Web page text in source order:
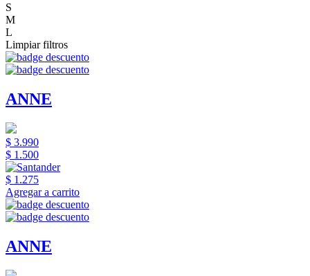
S
M
L
Limpiar filtros
ANNE
$ 3.990
$ 1.500
$ 1.275
Agregar a carrito
ANNE